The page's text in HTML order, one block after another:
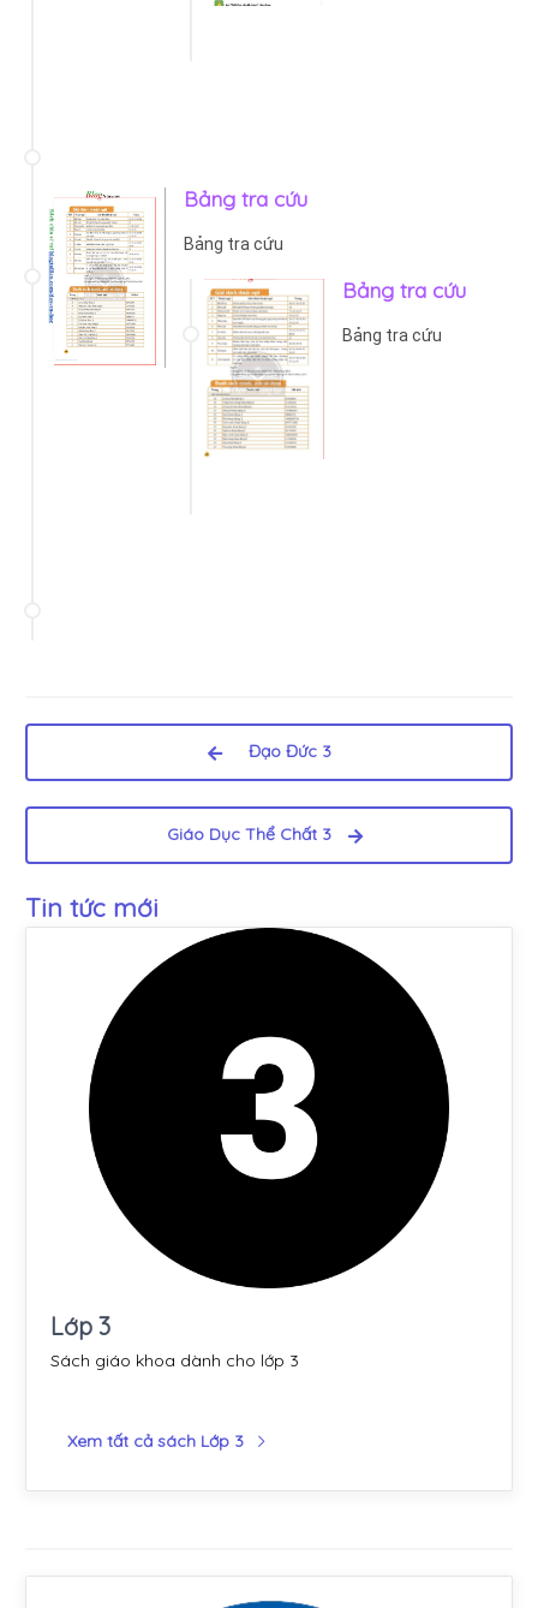
Bảng tra cứu
Bảng tra cứu
Bảng tra cứu
Bảng tra cứu
Đạo Đức 3
Giáo Dục Thể Chất 3
Tin tức mới
Lớp 3
Sách giáo khoa dành cho lớp 3
Xem tất cả sách Lớp 3